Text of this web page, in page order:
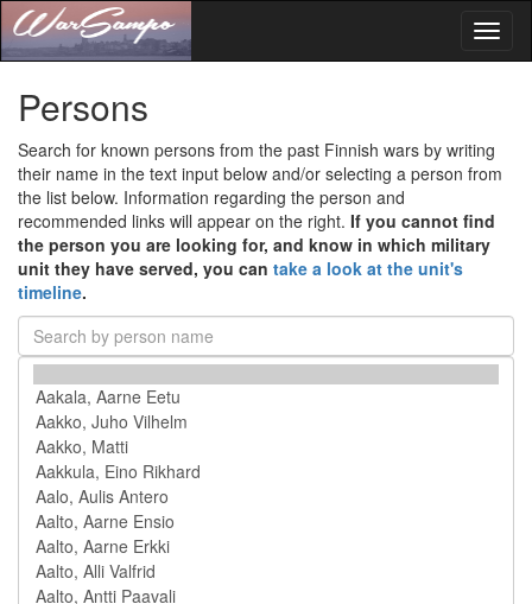
Persons
Search for known persons from the past Finnish wars by writing
their name in the text input below and/or selecting a person from
the list below. Information regarding the person and
recommended links will appear on the right. If you cannot find
the person you are looking for, and know in which military
unit they have served, you can take a look at the unit's
timeline.